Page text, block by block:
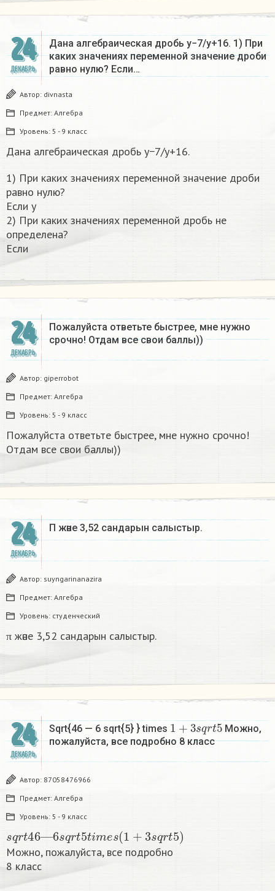
24
ДЕКАБРЬ
Дана алгебраическая дробь y−7/y+16. 1) При
каких значениях переменной значение дроби
равно нулю? Если…
Автор: divnasta
Предмет: Алгебра
Уровень: 5 - 9 класс
Дана алгебраическая дробь y−7/y+16.
1) При каких значениях переменной значение дроби
равно нулю?
Если y
2) При каких значениях переменной дробь не
определена?
Если
24
ДЕКАБРЬ
Пожалуйста ответьте быстрее, мне нужно
срочно! Отдам все свои баллы))
Автор: giperrobot
Предмет: Алгебра
Уровень: 5 - 9 класс
Пожалуйста ответьте быстрее, мне нужно срочно!
Отдам все свои баллы))
24
ДЕКАБРЬ
Π және 3,52 сандарын салыстыр. ​
Автор: suyngarinanazira
Предмет: Алгебра
Уровень: студенческий
π және 3,52 сандарын салыстыр.
24
ДЕКАБРЬ
Sqrt{46 — 6 sqrt{5} } times
1+3sqrt5
Можно,
пожалуйста, все подробно 8 класс​
Автор: 87058476966
Предмет: Алгебра
Уровень: 5 - 9 класс
t 46 6 t5ti (1 sq 5)
Можно, пожалуйста, все подробно
8 класс​